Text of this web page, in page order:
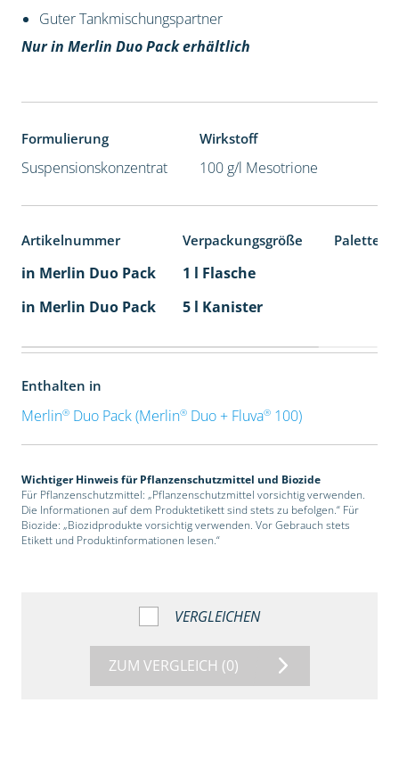
Guter Tankmischungspartner
Nur in Merlin Duo Pack erhältlich
Formulierung
Suspensionskonzentrat
Wirkstoff
100 g/l Mesotrione
Artikelnummer Verpackungsgröße
in Merlin Duo Pack
1 l Flasche
in Merlin Duo Pack
5 l Kanister
Enthalten in
Merlin®Duo Pack (Merlin®Duo + Fluva®100)
Wichtiger Hinweis für Pflanzenschutzmittel und Biozide
Für Pflanzenschutzmittel: „Pflanzenschutzmittel vorsichtig verwenden.
Die Informationen auf dem Produktetikett sind stets zu befolgen.“ Für
Biozide: „Biozidprodukte vorsichtig verwenden. Vor Gebrauch stets
Etikett und Produktinformationen lesen.“
VERGLEICHEN
ZUM VERGLEICH (0)